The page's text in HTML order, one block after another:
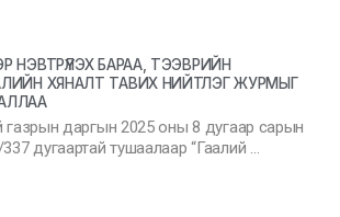
НЭВТРҮҮЛЭХ БАРАА, ТЭЭВРИЙН
ХЯНАЛТ ТАВИХ НИЙТЛЭГ ЖУРМЫГ
газрын даргын 2025 оны 8 дугаар сарын
дугаартай тушаалаар “Гаалий …